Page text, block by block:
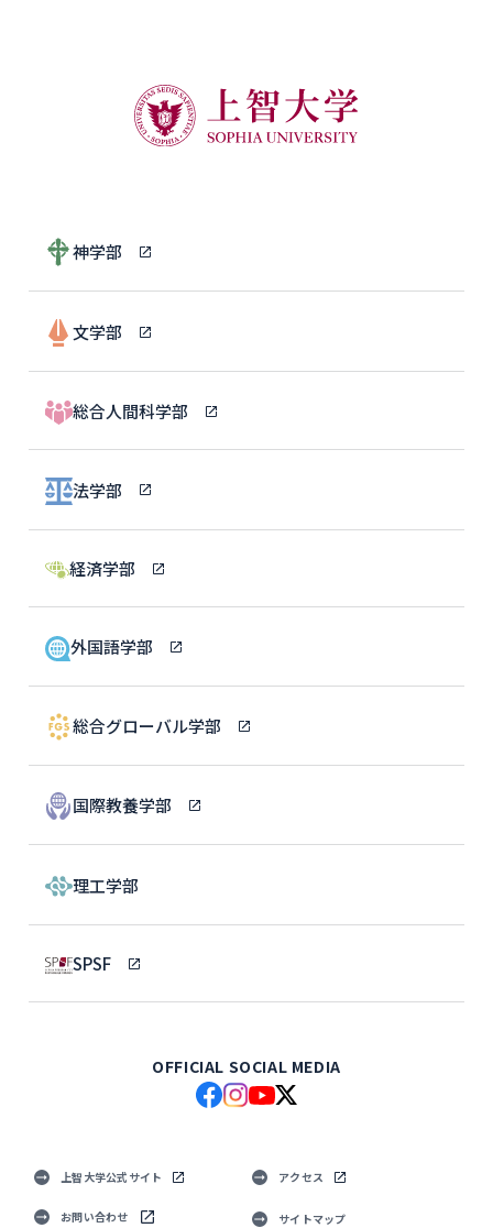
神学部
文学部
総合人間科学部
法学部
経済学部
外国語学部
総合グローバル学部
国際教養学部
理工学部
SPSF
OFFICIAL SOCIAL MEDIA
上智大学公式サイト アクセス
お問い合わせ サイトマップ